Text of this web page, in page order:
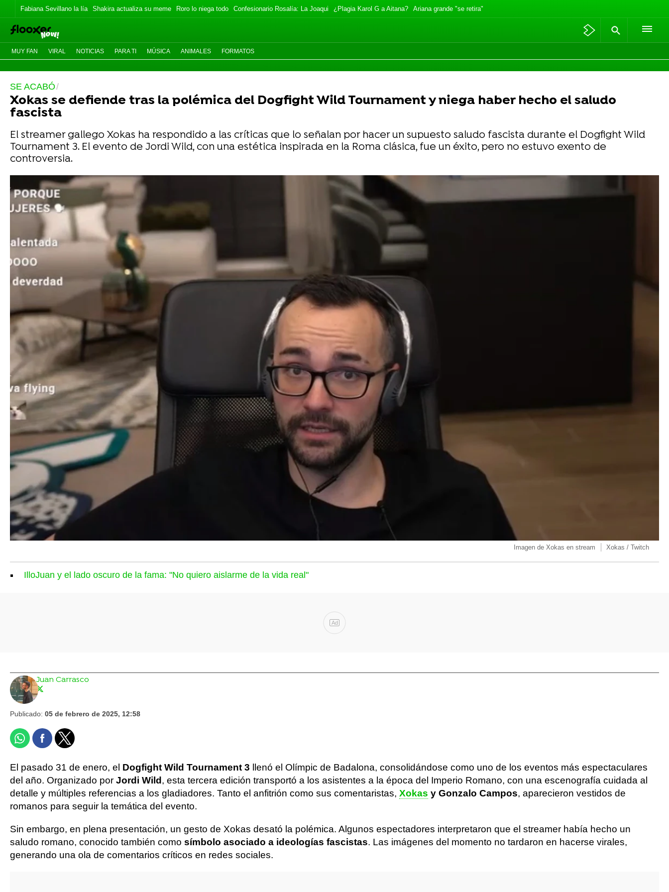
Fabiana Sevillano la lía Shakira actualiza su meme Roro lo niega todo Confesionario Rosalía: La Joaqui ¿Plagia Karol G a Aitana? Ariana grande "se retira"
MUY FAN VIRAL NOTICIAS PARA TI MÚSICA ANIMALES FORMATOS
SE ACABÓ
Xokas se defiende tras la polémica del Dogfight Wild Tournament y niega haber hecho el saludo
fascista
El streamer gallego Xokas ha respondido a las críticas que lo señalan por hacer un supuesto saludo fascista durante el Dogfight Wild
Tournament 3. El evento de Jordi Wild, con una estética inspirada en la Roma clásica, fue un éxito, pero no estuvo exento de
controversia.
Imagen de Xokas en stream Xokas / Twitch
IlloJuan y el lado oscuro de la fama: "No quiero aislarme de la vida real"
Ad
Juan Carrasco
Publicado: 05 de febrero de 2025, 12:58
El pasado 31 de enero, el Dogfight Wild Tournament 3 llenó el Olímpic de Badalona, consolidándose como uno de los eventos más espectaculares
del año. Organizado por Jordi Wild, esta tercera edición transportó a los asistentes a la época del Imperio Romano, con una escenografía cuidada al
detalle y múltiples referencias a los gladiadores. Tanto el anfitrión como sus comentaristas, Xokas y Gonzalo Campos, aparecieron vestidos de
romanos para seguir la temática del evento.
Sin embargo, en plena presentación, un gesto de Xokas desató la polémica. Algunos espectadores interpretaron que el streamer había hecho un
saludo romano, conocido también como símbolo asociado a ideologías fascistas. Las imágenes del momento no tardaron en hacerse virales,
generando una ola de comentarios críticos en redes sociales.